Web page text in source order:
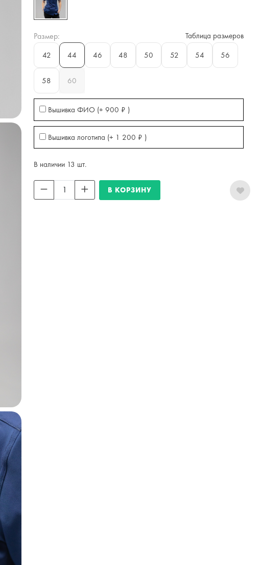
Размер:
Таблица размеров
42
44 46 48 50 52 54 56
58 60
Вышивка ФИО (+900 ₽ )
Вышивка логотипа (+ 1 200 ₽ )
В наличии 13 шт.
В КОРЗИНУ